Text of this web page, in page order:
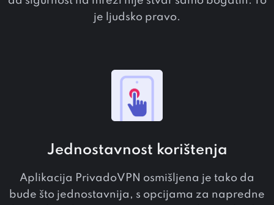
je ljudsko pravo.
Jednostavnost korištenja
Aplikacija PrivadoVPN osmišljena je tako da
bude što jednostavnija, s opcijama za napredne